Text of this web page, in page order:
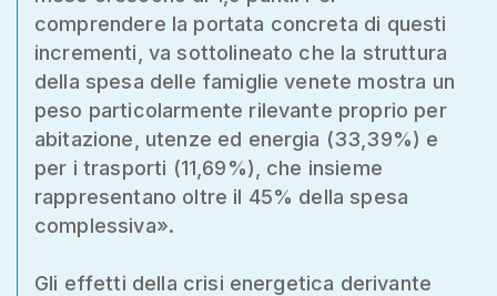
comprendere la portata concreta di questi
incrementi, va sottolineato che la struttura
della spesa delle famiglie venete mostra un
peso particolarmente rilevante proprio per
abitazione, utenze ed energia (33,39%) e
per i trasporti (11,69%), che insieme
rappresentano oltre il 45% della spesa
complessiva».
Gli effetti della crisi energetica derivante